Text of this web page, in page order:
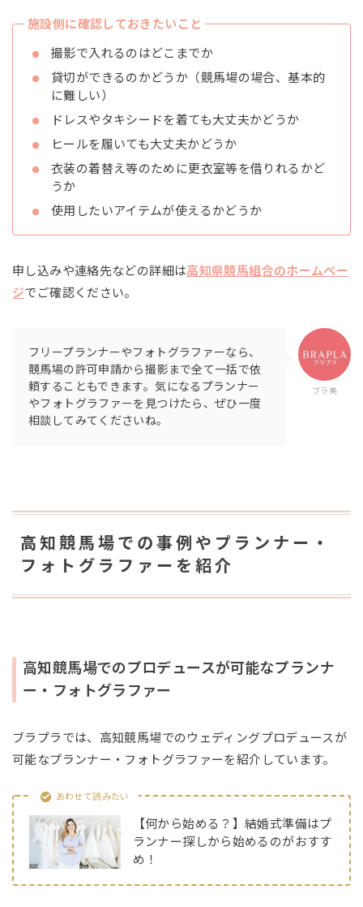
施設側に確認しておきたいこと
撮影で入れるのはどこまでか
貸切ができるのかどうか（競馬場の場合、基本的
に難しい）
ドレスやタキシードを着ても大丈夫かどうか
ヒールを履いても大丈夫かどうか
衣装の着替え等のために更衣室等を借りれるかど
うか
使用したいアイテムが使えるかどうか
申し込みや連絡先などの詳細は高知県競馬組合のホームペー
ジでご確認ください。
ブラ美
フリープランナーやフォトグラファーなら、
競馬場の許可申請から撮影まで全て一括で依
頼することもできます。気になるプランナー
やフォトグラファーを見つけたら、ぜひ一度
相談してみてくださいね。
高知競馬場での事例やプランナー・
フォトグラファーを紹介
高知競馬場でのプロデュースが可能なプランナ
ー・フォトグラファー
ブラプラでは、高知競馬場でのウェディングプロデュースが
可能なプランナー・フォトグラファーを紹介しています。
あわせて読みたい
【何から始める？】結婚式準備はプ
ランナー探しから始めるのがおすす
め！